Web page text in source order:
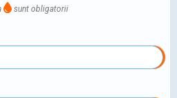
sunt obligatorii